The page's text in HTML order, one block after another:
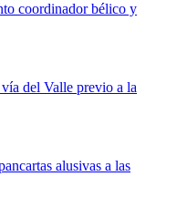
coordinador bélico y
del Valle previo a la
alusivas a las